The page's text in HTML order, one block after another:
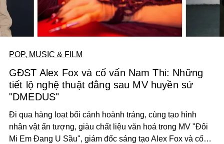
POP, MUSIC & FILM
GĐST Alex Fox và cố vấn Nam Thi: Những
tiết lộ nghệ thuật đằng sau MV huyền sử
"DMEDUS"
Đi qua hàng loạt bối cảnh hoành tráng, cùng tạo hình
nhân vật ấn tượng, giàu chất liệu văn hoá trong MV "Đôi
Mi Em Đang U Sầu", giám đốc sáng tạo Alex Fox và cố